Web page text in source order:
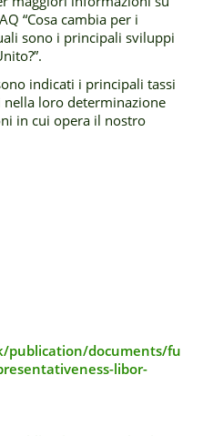
“Cosa cambia per i
sono i principali sviluppi
indicati i principali tassi
nella loro determinazione
in cui opera il nostro
publication/documents/fu
libor-